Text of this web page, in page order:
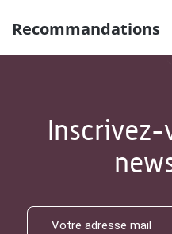
Recommandations
Inscrivez-